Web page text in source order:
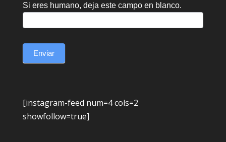
Si eres humano, deja este campo en blanco.
Enviar
[instagram-feed num=4 cols=2
showfollow=true]